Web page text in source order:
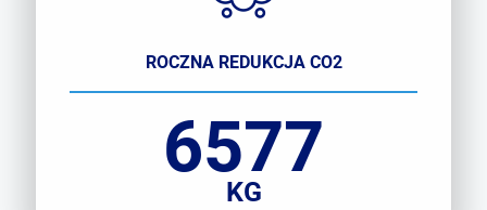
ROCZNA REDUKCJA CO2
6577
KG